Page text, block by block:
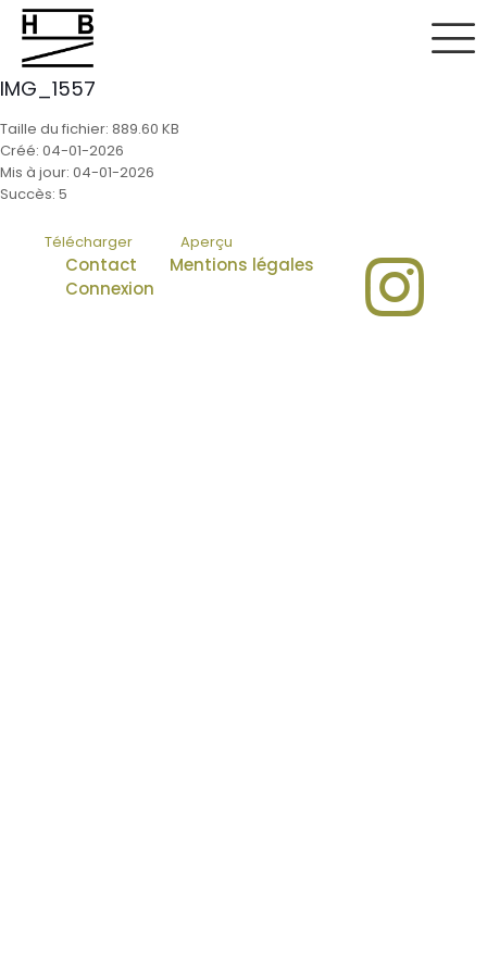
IMG_1557
Taille du fichier: 889.60 KB
Créé: 04-01-2026
Mis à jour: 04-01-2026
Succès: 5
Télécharger Aperçu
Contact
Mentions légales
Connexion